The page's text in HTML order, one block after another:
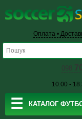
Оплата •
098
10:00 -
☰ КАТАЛОГ